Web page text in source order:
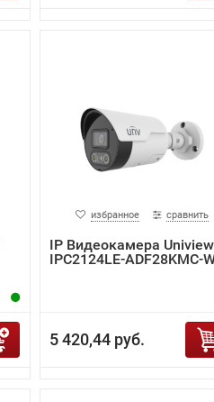
избранное сравнить
IP Видеокамера Uniview
IPC2124LE-ADF28KMC-
5 420,44 руб.